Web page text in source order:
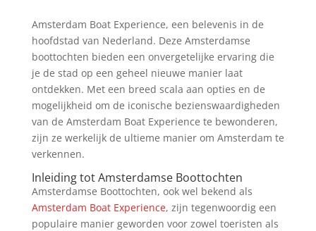
Amsterdam Boat Experience, een belevenis in de
hoofdstad van Nederland. Deze Amsterdamse
boottochten bieden een onvergetelijke ervaring die
je de stad op een geheel nieuwe manier laat
ontdekken. Met een breed scala aan opties en de
mogelijkheid om de iconische bezienswaardigheden
van de Amsterdam Boat Experience te bewonderen,
zijn ze werkelijk de ultieme manier om Amsterdam te
verkennen.
Inleiding tot Amsterdamse Boottochten
Amsterdamse Boottochten, ook wel bekend als
Amsterdam Boat Experience, zijn tegenwoordig een
populaire manier geworden voor zowel toeristen als